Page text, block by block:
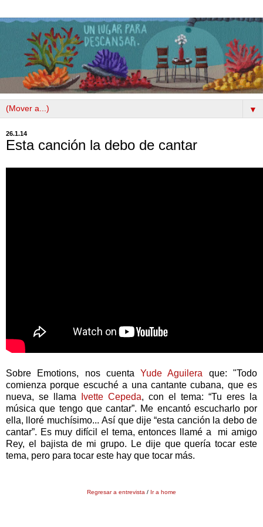
▼
26.1.14
Esta canción la debo de cantar
Sobre Emotions, nos cuentaYude Aguilera que: "Todo
comienza porque escuché a una cantante cubana, que es
nueva, se llama
Ivette Cepeda, con el tema: “Tu eres la
música que tengo que cantar”. Me encantó escucharlo por
ella, lloré muchísimo...Así que dije “esta canción la debo de
cantar”. Es muy difícil el tema, entonces llamé a mi amigo
Rey, el bajista de mi grupo. Le dije que quería tocar este
tema, pero para tocar este hay que tocar más.
Regresar a entrevista / Ir a home